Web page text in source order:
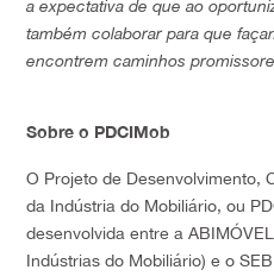
a expectativa de que ao
também colaborar para que
encontrem caminhos
Sobre o PDCIMob
O Projeto de Desenvolvimento,
da Indústria do Mobiliário, ou
desenvolvida entre a
Indústrias do Mobiliário) e o